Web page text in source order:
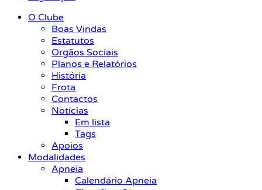
O Clube
Boas Vindas
Estatutos
Orgãos Sociais
Planos e Relatórios
História
Frota
Contactos
Notícias
Em lista
Tags
Apoios
Modalidades
Apneia
Calendário Apneia